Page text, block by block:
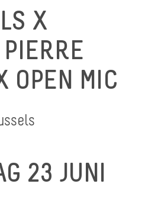
X
OPEN MIC
23 JUNI